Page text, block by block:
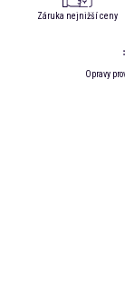
Záruka nejnižší ceny
Opravy